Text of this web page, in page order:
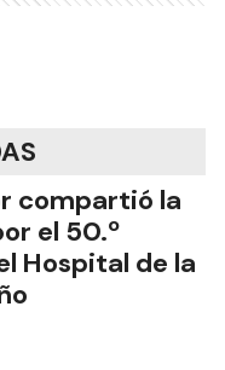
compartió la
el 50.º
Hospital de la